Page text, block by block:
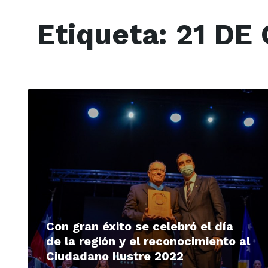
Etiqueta: 21 DE
Con gran éxito se celebró el día
de la región y el reconocimiento al
Ciudadano Ilustre 2022
Read